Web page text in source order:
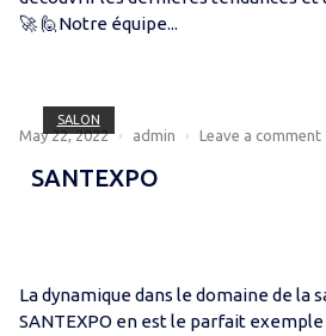
🚀 🙋Notre équipe...
SALON
SANTEXPO
May 22, 2022 admin Leave a comment
La dynamique dans le domaine de la
SANTEXPO en est le parfait